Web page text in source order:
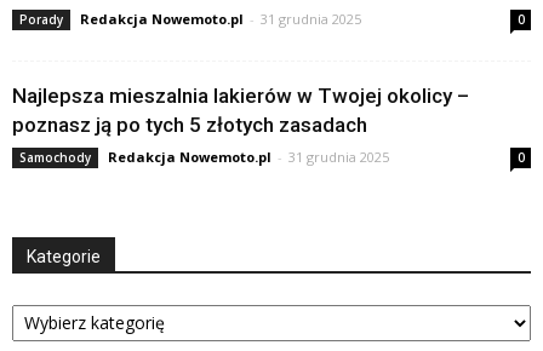
Porady Redakcja Nowemoto.pl - 31 grudnia 2025 0
Najlepsza mieszalnia lakierów w Twojej okolicy –
poznasz ją po tych 5 złotych zasadach
Samochody Redakcja Nowemoto.pl - 31 grudnia 2025 0
Kategorie
Kategorie